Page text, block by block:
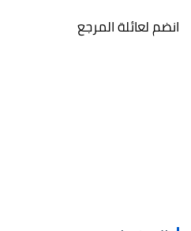
انضم لعائلة المرجع